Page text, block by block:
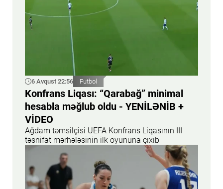
6 Avqust 22:56 Futbol
Konfrans Liqası: “Qarabağ” minimal
hesabla məğlub oldu - YENİLƏNİB +
VİDEO
Ağdam təmsilçisi UEFA Konfrans Liqasının III
təsnifat mərhələsinin ilk oyununa çıxıb